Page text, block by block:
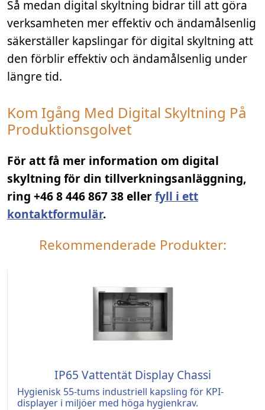
Så medan digital skyltning bidrar till att göra
verksamheten mer effektiv och ändamålsenlig
säkerställer kapslingar för digital skyltning att
den förblir effektiv och ändamålsenlig under
längre tid.
Kom Igång Med Digital Skyltning På
Produktionsgolvet
För att få mer information om digital
skyltning för din tillverkningsanläggning,
ring +46 8 446 867 38 ellerfyll i ett
kontaktformulär.
Rekommenderade Produkter:
IP65 Vattentät Display Chassi
Hygienisk 55-tums industriell kapsling för KPI-
displayer i miljöer med höga hygienkrav.